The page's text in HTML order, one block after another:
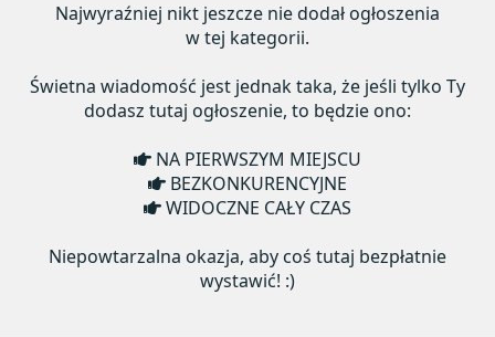
Najwyraźniej nikt jeszcze nie dodał ogłoszenia
w tej kategorii.
Świetna wiadomość jest jednak taka, że jeśli tylko Ty
dodasz tutaj ogłoszenie, to będzie ono:
NA PIERWSZYM MIEJSCU
BEZKONKURENCYJNE
WIDOCZNE CAŁY CZAS
Niepowtarzalna okazja, aby coś tutaj bezpłatnie
wystawić! :)